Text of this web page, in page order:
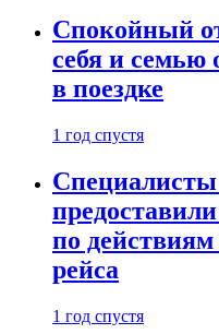
Спокойный
себя и семью
в поездке
1 год спустя
по
рейса
1 год спустя